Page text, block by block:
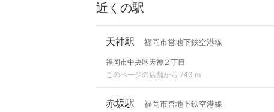
近くの駅
天神駅 福岡市営地下鉄空港線
福岡市中央区天神２丁目
このページの店舗から 743 m
赤坂駅 福岡市営地下鉄空港線